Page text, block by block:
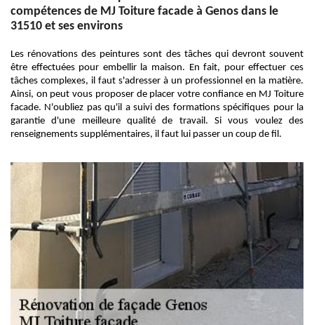
compétences de MJ Toiture facade à Genos dans le
31510 et ses environs
Les rénovations des peintures sont des tâches qui devront souvent
être effectuées pour embellir la maison. En fait, pour effectuer ces
tâches complexes, il faut s'adresser à un professionnel en la matière.
Ainsi, on peut vous proposer de placer votre confiance en MJ Toiture
facade. N'oubliez pas qu'il a suivi des formations spécifiques pour la
garantie d'une meilleure qualité de travail. Si vous voulez des
renseignements supplémentaires, il faut lui passer un coup de fil.